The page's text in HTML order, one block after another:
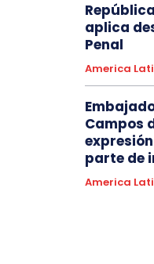
aplica
Penal
America
Campos
parte de
America